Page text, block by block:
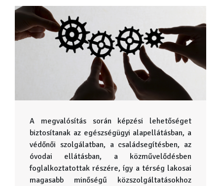
A megvalósítás során képzési lehetőséget
biztosítanak az egészségügyi alapellátásban, a
védőnői szolgálatban, a családsegítésben, az
óvodai ellátásban, a közművelődésben
foglalkoztatottak részére, így a térség lakosai
magasabb minőségű közszolgáltatásokhoz